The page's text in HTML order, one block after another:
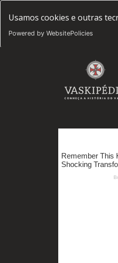
Usamos cookies e outras
Powered by WebsitePolicies